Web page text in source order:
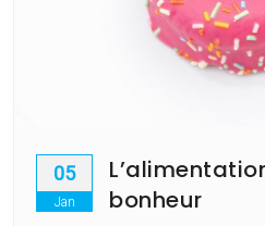
05
Jan
bonheur